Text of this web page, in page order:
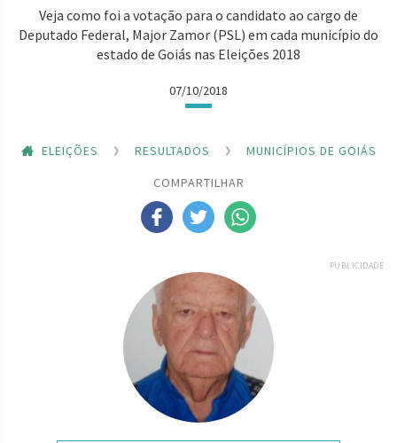
Veja como foi a votação para o candidato ao cargo de
Deputado Federal, Major Zamor (PSL) em cada município do
estado de Goiás nas Eleições 2018
07/10/2018
ELEIÇÕES RESULTADOS
MUNICÍPIOS DE GOIÁS
COMPARTILHAR
PUBLICIDADE